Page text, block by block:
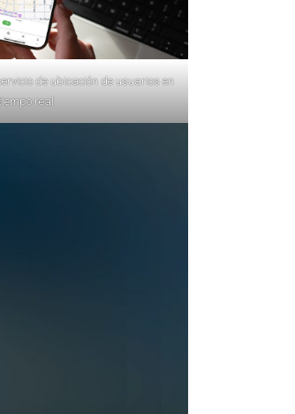
de ubicación de usuarios en
real